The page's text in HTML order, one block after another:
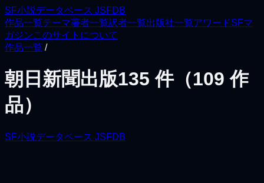
SF小説データベース JSFDB
作品一覧テーマ著者一覧訳者一覧出版社一覧アワードSFマ
ガジンこのサイトについて
作品一覧 /
朝日新聞出版135 件（109 作
品）
SF小説データベース JSFDB